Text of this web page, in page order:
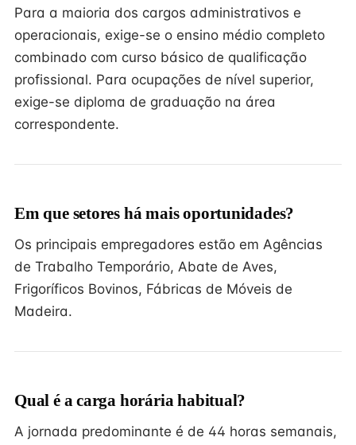
Para a maioria dos cargos administrativos e
operacionais, exige-se o ensino médio completo
combinado com curso básico de qualificação
profissional. Para ocupações de nível superior,
exige-se diploma de graduação na área
correspondente.
Em que setores há mais oportunidades?
Os principais empregadores estão em Agências
de Trabalho Temporário, Abate de Aves,
Frigoríficos Bovinos, Fábricas de Móveis de
Madeira.
Qual é a carga horária habitual?
A jornada predominante é de 44 horas semanais,